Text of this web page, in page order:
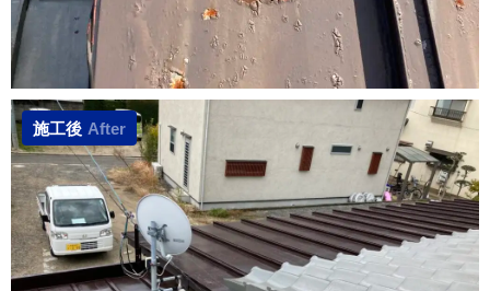
施工後 After